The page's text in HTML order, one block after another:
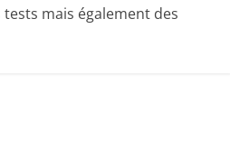
mais également des